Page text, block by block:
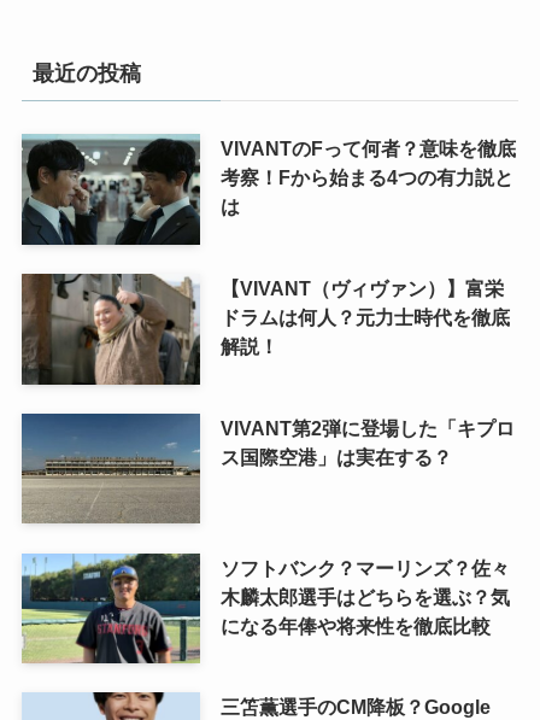
最近の投稿
VIVANTのFって何者？意味を徹底
考察！Fから始まる4つの有力説と
は
【VIVANT（ヴィヴァン）】富栄
ドラムは何人？元力士時代を徹底
解説！
VIVANT第2弾に登場した「キプロ
ス国際空港」は実在する？
ソフトバンク？マーリンズ？佐々
木麟太郎選手はどちらを選ぶ？気
になる年俸や将来性を徹底比較
三笘薫選手のCM降板？Google